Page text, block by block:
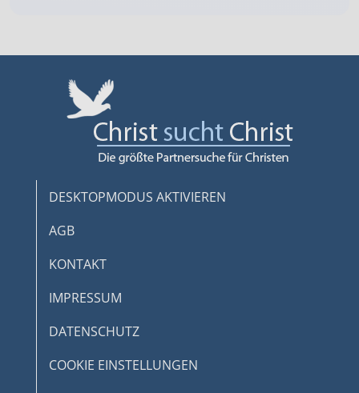
DESKTOPMODUS AKTIVIEREN
AGB
KONTAKT
IMPRESSUM
DATENSCHUTZ
COOKIE EINSTELLUNGEN